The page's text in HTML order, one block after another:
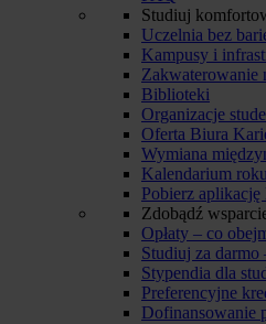
Studiuj
Uczelnia bez
Kampusy i
Zakwaterowanie
Biblioteki
Organizacje
Oferta Biura
Wymiana
Kalendarium
Pobierz
Zdobądź
Opłaty – co
Studiuj za darmo
Stypendia dla
Preferencyjne
Dofinansowanie